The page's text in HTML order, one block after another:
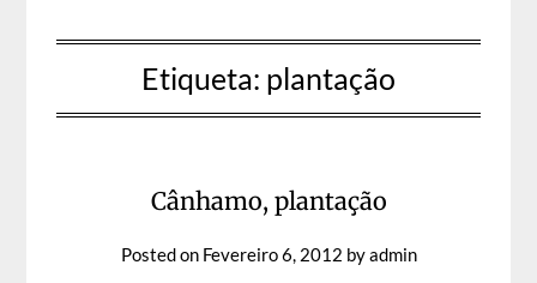
Etiqueta: plantação
Cânhamo, plantação
Posted on Fevereiro 6, 2012 byadmin